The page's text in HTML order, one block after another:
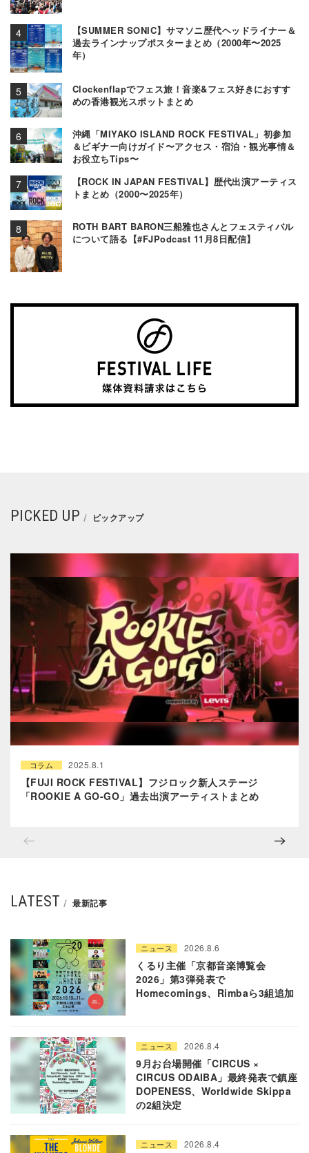
【SUMMER SONIC】サマソニ歴代ヘッドライナー＆
過去ラインナップポスターまとめ（2000年〜2025
年）
Clockenflapでフェス旅！音楽&フェス好きにおすす
めの香港観光スポットまとめ
沖縄「MIYAKO ISLAND ROCK FESTIVAL」初参加
＆ビギナー向けガイド〜アクセス・宿泊・観光事情＆
お役立ちTips〜
【ROCK IN JAPAN FESTIVAL】歴代出演アーティス
トまとめ（2000〜2025年）
ROTH BART BARON三船雅也さんとフェスティバル
について語る【#FJPodcast 11月8日配信】
PICKED UP ピックアップ
コラム 2025.8.1
【FUJI ROCK FESTIVAL】フジロック新人ステージ
「ROOKIE A GO-GO」過去出演アーティストまとめ
LATEST 最新記事
ニュース 2026.8.6
くるり主催「京都音楽博覧会
2026」第3弾発表で
Homecomings、Rimbaら3組追加
ニュース 2026.8.4
9月お台場開催「CIRCUS ×
CIRCUS ODAIBA」最終発表で鎮座
DOPENESS、Worldwide Skippa
の2組決定
ニュース 2026.8.4